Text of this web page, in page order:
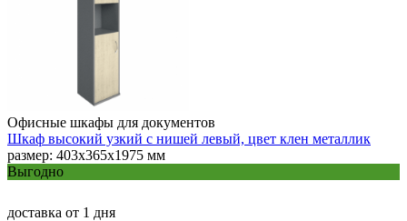
Офисные шкафы для документов
Шкаф высокий узкий с нишей левый, цвет клен металлик
размер: 403х365х1975 мм
Выгодно
доставка от 1 дня